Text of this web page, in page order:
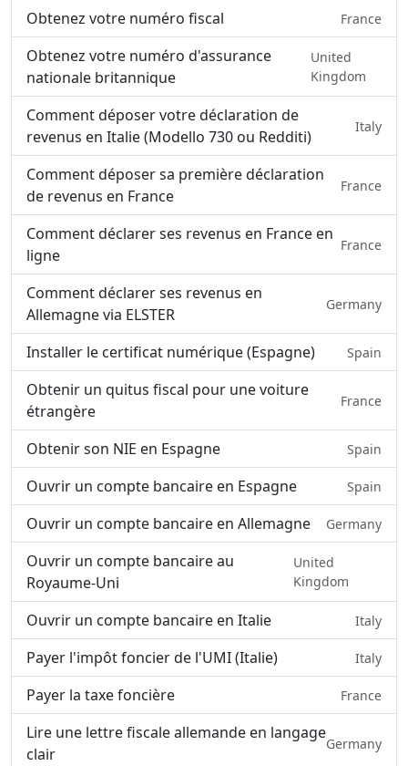
Obtenez votre numéro fiscal France
Obtenez votre numéro d'assurance
nationale britannique
United
Kingdom
Comment déposer votre déclaration de
revenus en Italie (Modello 730 ou Redditi)
Italy
Comment déposer sa première déclaration
de revenus en France
France
Comment déclarer ses revenus en France en
ligne
France
Comment déclarer ses revenus en
Allemagne via ELSTER
Germany
Installer le certificat numérique (Espagne) Spain
Obtenir un quitus fiscal pour une voiture
étrangère
France
Obtenir son NIE en Espagne Spain
Ouvrir un compte bancaire en Espagne Spain
Ouvrir un compte bancaire en Allemagne Germany
Ouvrir un compte bancaire au
Royaume-Uni
United
Kingdom
Ouvrir un compte bancaire en Italie Italy
Payer l'impôt foncier de l'UMI (Italie) Italy
Payer la taxe foncière France
Lire une lettre fiscale allemande en langage
clair
Germany